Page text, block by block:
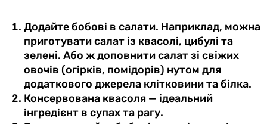
Додайте бобові в салати. Наприклад, можна
приготувати салат із квасолі, цибулі та
зелені. Або ж доповнити салат зі свіжих
овочів (огірків, помідорів) нутом для
додаткового джерела клітковини та білка.
Консервована квасоля — ідеальний
інгредієнт в супах та рагу.